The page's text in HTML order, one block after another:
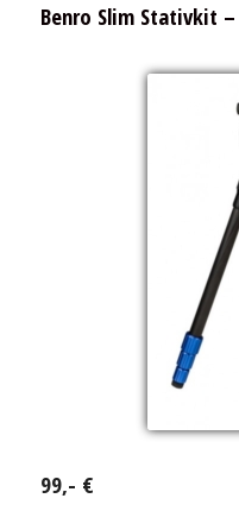
Benro Slim Stativkit –
99,- €